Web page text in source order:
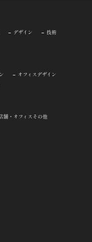
デザイン 技術
オフィスデザイン
舗・オフィスその他